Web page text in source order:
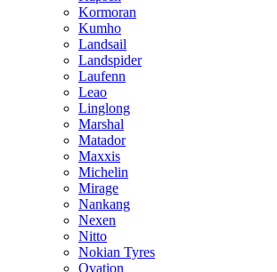
Kormoran
Kumho
Landsail
Landspider
Laufenn
Leao
Linglong
Marshal
Matador
Maxxis
Michelin
Mirage
Nankang
Nexen
Nitto
Nokian Tyres
Ovation